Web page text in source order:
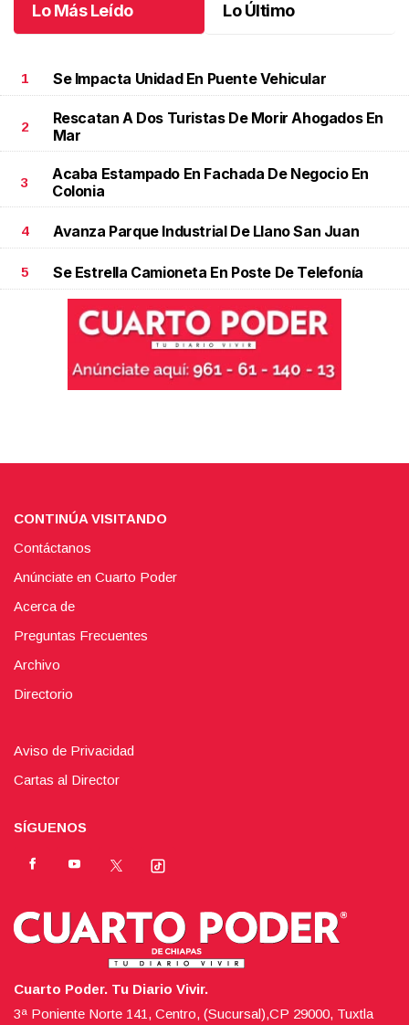
Lo Más Leído Lo Último
1 Se Impacta Unidad En Puente Vehicular
2
Rescatan A Dos Turistas De Morir Ahogados En
Mar
3
Acaba Estampado En Fachada De Negocio En
Colonia
4 Avanza Parque Industrial De Llano San Juan
5 Se Estrella Camioneta En Poste De Telefonía
CONTINÚA VISITANDO
Contáctanos
Anúnciate en Cuarto Poder
Acerca de
Preguntas Frecuentes
Archivo
Directorio
Aviso de Privacidad
Cartas al Director
SÍGUENOS
Cuarto Poder. Tu Diario Vivir.
3ª Poniente Norte 141, Centro, (Sucursal),CP 29000, Tuxtla